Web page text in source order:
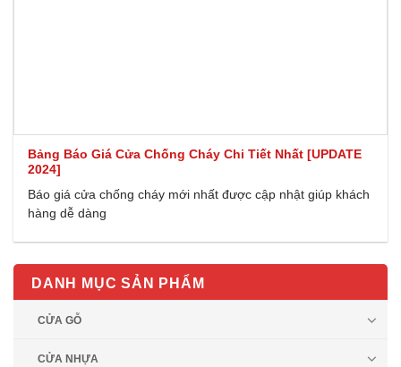
Bảng Báo Giá Cửa Chống Cháy Chi Tiết Nhất [UPDATE
2024]
Báo giá cửa chống cháy mới nhất được cập nhật giúp khách
hàng dễ dàng
DANH MỤC SẢN PHẨM
CỬA GỖ
CỬA NHỰA